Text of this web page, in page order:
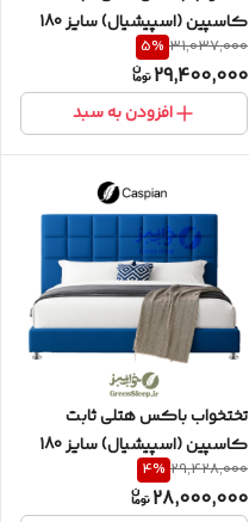
کاسپین (اسپیشیال) سایز 180
دو نفره (دو تکه) به همراه تاج
طرح مربع
31,037,000
5%
29,400,000
افزودن به سبد
تختخواب باکس هتلی ثابت
کاسپین (اسپیشیال) سایز 180
دو نفره به همراه تاج طرح مربع
29,428,000
4%
28,000,000